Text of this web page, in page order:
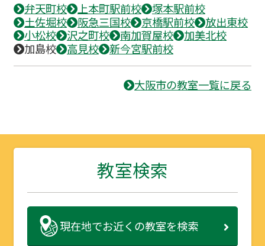
弁天町校 上本町駅前校
塚本駅前校
土佐堀校
阪急三国校 京橋駅前校
放出東校
小松校
沢之町校 南加賀屋校
加美北校
加島校
高見校 新今宮駅前校
大阪市の教室一覧に戻る
教室検索
現在地でお近くの教室を検索